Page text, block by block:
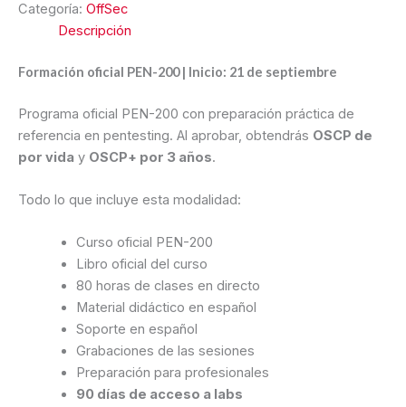
Categoría: OffSec
Descripción
Formación oficial PEN-200 | Inicio: 21 de septiembre
Programa oficial PEN-200 con preparación práctica de
referencia en pentesting. Al aprobar, obtendrás OSCP de
por vida y OSCP+ por 3 años.
Todo lo que incluye esta modalidad:
Curso oficial PEN-200
Libro oficial del curso
80 horas de clases en directo
Material didáctico en español
Soporte en español
Grabaciones de las sesiones
Preparación para profesionales
90 días de acceso a labs